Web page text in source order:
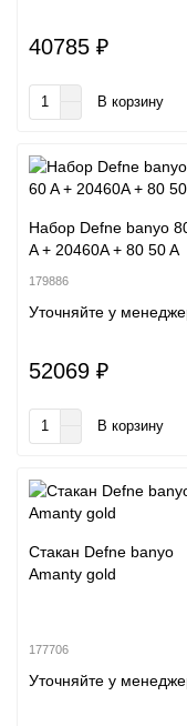
40785 ₽
В корзину
Набор Defne banyo
A + 20460A + 80 50 A
179886
Уточняйте у
52069 ₽
В корзину
Стакан Defne banyo
Amanty gold
177706
Уточняйте у